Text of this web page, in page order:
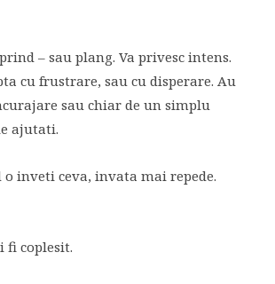
– sau plang. Va privesc intens.
cu frustrare, sau cu disperare. Au
sau chiar de un simplu
ajutati.
inveti ceva, invata mai repede.
fi coplesit.